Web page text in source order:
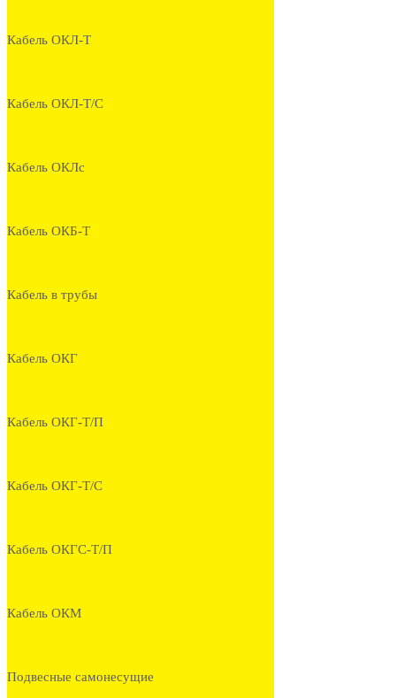
Кабель ОКЛ-Т
Кабель ОКЛ-Т/С
Кабель ОКЛс
Кабель ОКБ-Т
Кабель в трубы
Кабель ОКГ
Кабель ОКГ-Т/П
Кабель ОКГ-Т/С
Кабель ОКГС-Т/П
Кабель ОКМ
Подвесные самонесущие